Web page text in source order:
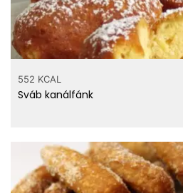
552 KCAL
Sváb kanálfánk